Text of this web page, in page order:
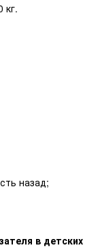
кг.
назад;
в детских